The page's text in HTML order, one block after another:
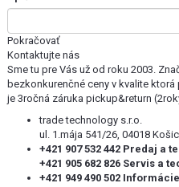
Pokračovať
Kontaktujte nás
Sme tu pre Vás už od roku 2003.
bezkonkurenčné ceny v kvalite
je 3ročná záruka pickup&return
trade technology s.r.o.
ul. 1.mája 541/26, 04018
+421 907 532 442 Predaj a
+421 905 682 826 Servis a
+421 949 490 502